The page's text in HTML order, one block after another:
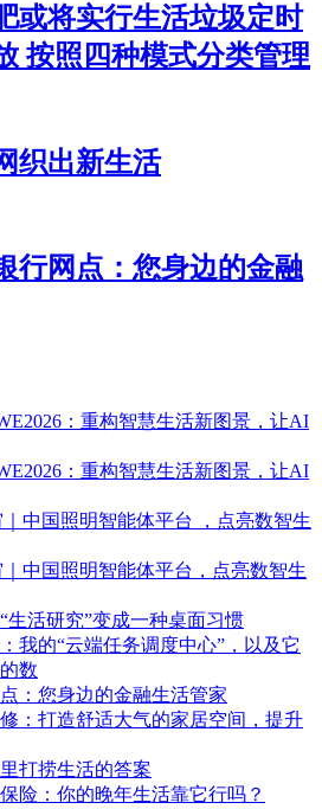
或将实行生活垃圾定时
按照四种模式分类管理
织出新生活
行网点：您身边的金融
：重构智慧生活新图景，让AI
：重构智慧生活新图景，让AI
中国照明智能体平台 ，点亮数智生
中国照明智能体平台，点亮数智生
生活研究”变成一种桌面习惯
我的“云端任务调度中心”，以及它
数
：您身边的金融生活管家
：打造舒适大气的家居空间，提升
打捞生活的答案
险：你的晚年生活靠它行吗？